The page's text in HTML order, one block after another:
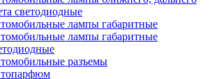
светодиодные
лампы габаритные
лампы габаритные
разъемы